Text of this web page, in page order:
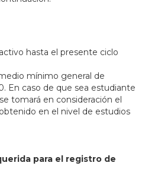
hasta el presente ciclo
mínimo general de
En caso de que sea estudiante
tomará en consideración el
en el nivel de estudios
para el registro de